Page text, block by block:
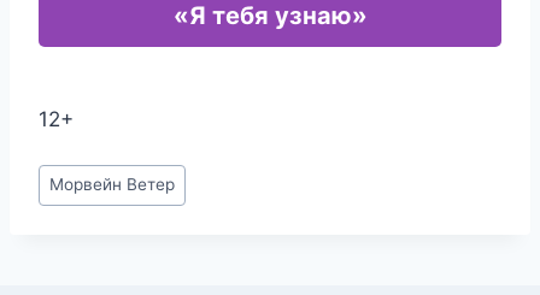
«Я тебя узнаю»
12+
Метки
записи:
Морвейн Ветер